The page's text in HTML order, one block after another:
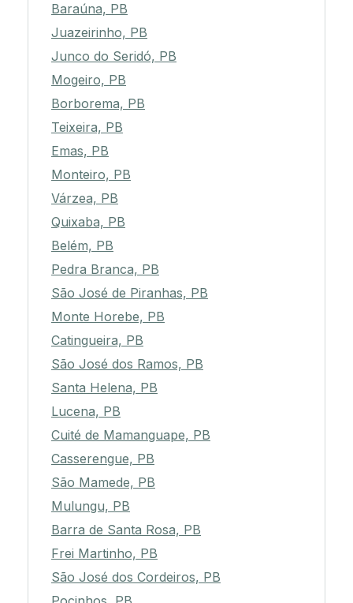
Baraúna, PB
Juazeirinho, PB
Junco do Seridó, PB
Mogeiro, PB
Borborema, PB
Teixeira, PB
Emas, PB
Monteiro, PB
Várzea, PB
Quixaba, PB
Belém, PB
Pedra Branca, PB
São José de Piranhas, PB
Monte Horebe, PB
Catingueira, PB
São José dos Ramos, PB
Santa Helena, PB
Lucena, PB
Cuité de Mamanguape, PB
Casserengue, PB
São Mamede, PB
Mulungu, PB
Barra de Santa Rosa, PB
Frei Martinho, PB
São José dos Cordeiros, PB